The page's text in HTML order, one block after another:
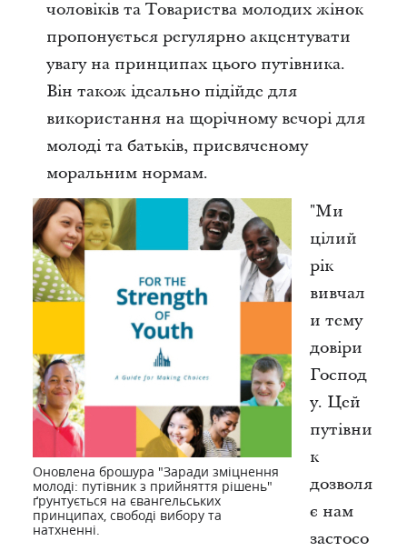
чоловіків та Товариства молодих жінок
пропонується регулярно акцентувати
увагу на принципах цього путівника.
Він також ідеально підійде для
використання на щорічному вечорі для
молоді та батьків, присвяченому
моральним нормам.
Оновлена брошура "Заради зміцнення
молоді: путівник з прийняття рішень"
ґрунтується на євангельських
принципах, свободі вибору та
натхненні.
"Ми
цілий
рік
вивчал
и тему
довіри
Господ
у. Цей
путівни
к
дозволя
є нам
застосо